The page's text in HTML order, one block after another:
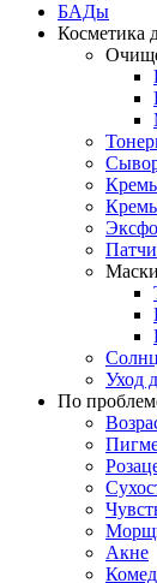
БАДы
Косметика
Патчи
Маски
Уход
По
Акне